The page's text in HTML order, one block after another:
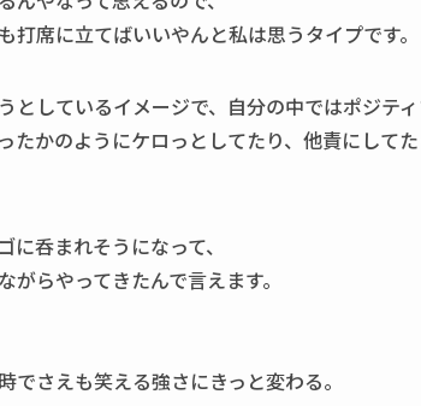
打席に立てばいいやんと私は思うタイプです。
としているイメージで、自分の中ではポジティ
たかのようにケロっとしてたり、他責にして
に呑まれそうになって、
がらやってきたんで言えます。
でさえも笑える強さにきっと変わる。